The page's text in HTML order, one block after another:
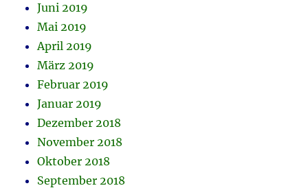
Juni 2019
Mai 2019
April 2019
März 2019
Februar 2019
Januar 2019
Dezember 2018
November 2018
Oktober 2018
September 2018